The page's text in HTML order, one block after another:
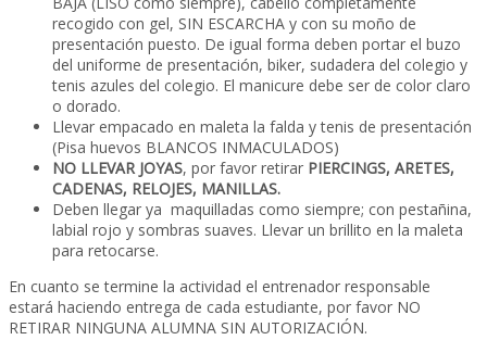
recogido con gel, SIN ESCARCHA y con su moño de
presentación puesto. De igual forma deben portar el buzo
del uniforme de presentación, biker, sudadera del colegio y
tenis azules del colegio. El manicure debe ser de color claro
o dorado.
Llevar empacado en maleta la falda y tenis de presentación
(Pisa huevos BLANCOS INMACULADOS)
NO LLEVAR JOYAS, por favor retirar PIERCINGS, ARETES,
CADENAS, RELOJES, MANILLAS.
Deben llegar ya maquilladas como siempre; con pestañina,
labial rojo y sombras suaves. Llevar un brillito en la maleta
para retocarse.
En cuanto se termine la actividad el entrenador responsable
estará haciendo entrega de cada estudiante, por favor NO
RETIRAR NINGUNA ALUMNA SIN AUTORIZACIÓN.